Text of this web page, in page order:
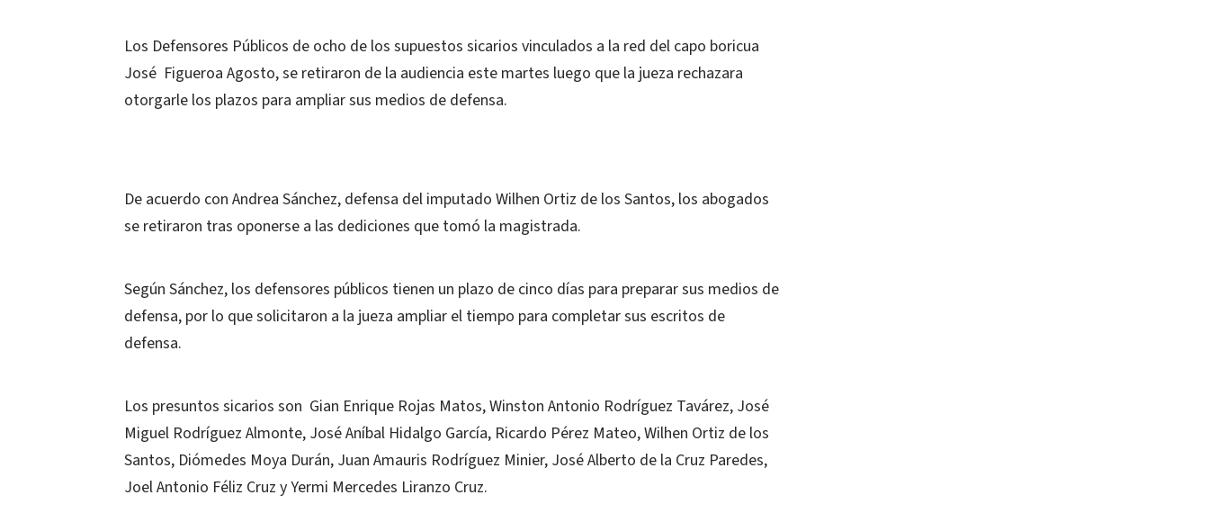
Los Defensores Públicos de ocho de los supuestos sicarios vinculados a la red del capo boricua
José Figueroa Agosto, se retiraron de la audiencia este martes luego que la jueza rechazara
otorgarle los plazos para ampliar sus medios de defensa.
De acuerdo con Andrea Sánchez, defensa del imputado Wilhen Ortiz de los Santos, los abogados
se retiraron tras oponerse a las dediciones que tomó la magistrada.
Según Sánchez, los defensores públicos tienen un plazo de cinco días para preparar sus medios de
defensa, por lo que solicitaron a la jueza ampliar el tiempo para completar sus escritos de
defensa.
Los presuntos sicarios son Gian Enrique Rojas Matos, Winston Antonio Rodríguez Tavárez, José
Miguel Rodríguez Almonte, José Aníbal Hidalgo García, Ricardo Pérez Mateo, Wilhen Ortiz de los
Santos, Diómedes Moya Durán, Juan Amauris Rodríguez Minier, José Alberto de la Cruz Paredes,
Joel Antonio Féliz Cruz y Yermi Mercedes Liranzo Cruz.